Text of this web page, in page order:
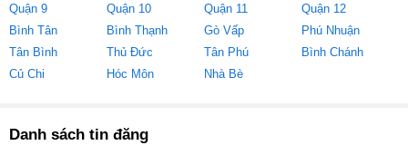
Quận 9
Quận 10 Quận 11
Quận 12
Bình Tân
Bình Thạnh Gò Vấp
Phú Nhuận
Tân Bình
Thủ Đức Tân Phú
Bình Chánh
Củ Chi
Hóc Môn Nhà Bè
Danh sách tin đăng